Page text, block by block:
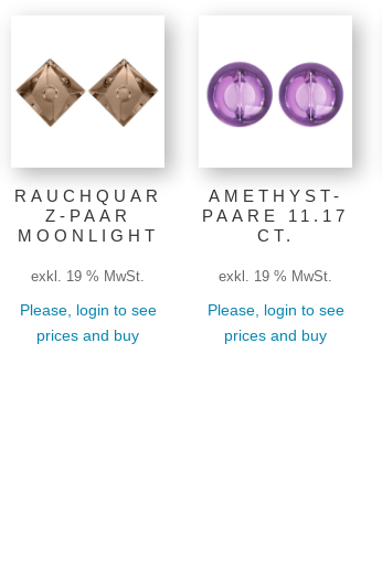
RAUCHQUAR
Z-PAAR
MOONLIGHT
exkl. 19 % MwSt.
Please, login to see
prices and buy
AMETHYST-
PAARE 11.17
CT.
exkl. 19 % MwSt.
Please, login to see
prices and buy